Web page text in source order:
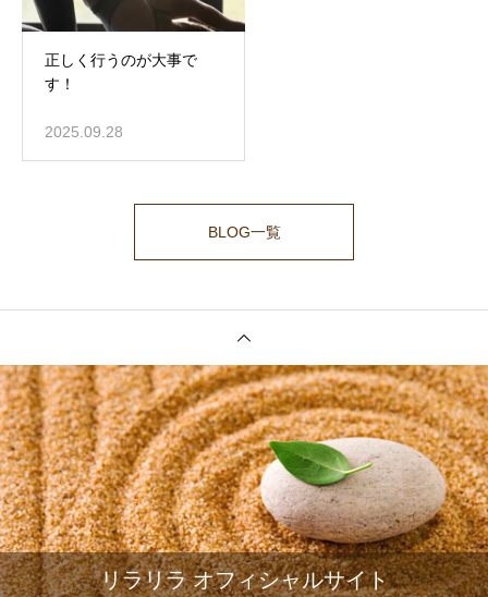
正しく行うのが大事で
す！
2025.09.28
BLOG一覧
リラリラ オフィシャルサイト